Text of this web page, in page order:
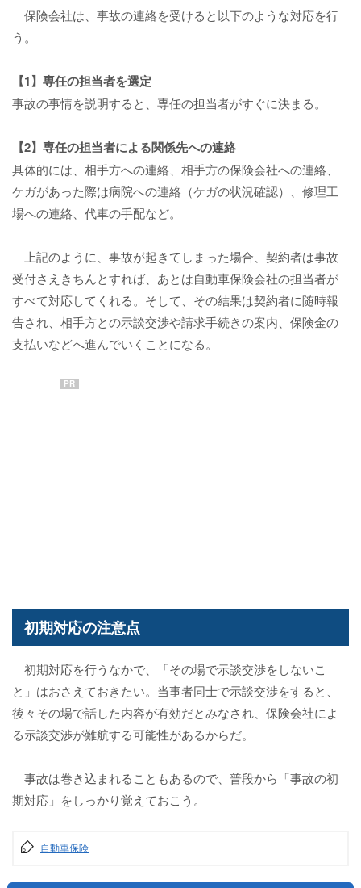
保険会社は、事故の連絡を受けると以下のような対応を行
う。
【1】専任の担当者を選定
事故の事情を説明すると、専任の担当者がすぐに決まる。
【2】専任の担当者による関係先への連絡
具体的には、相手方への連絡、相手方の保険会社への連絡、
ケガがあった際は病院への連絡（ケガの状況確認）、修理工
場への連絡、代車の手配など。
上記のように、事故が起きてしまった場合、契約者は事故
受付さえきちんとすれば、あとは自動車保険会社の担当者が
すべて対応してくれる。そして、その結果は契約者に随時報
告され、相手方との示談交渉や請求手続きの案内、保険金の
支払いなどへ進んでいくことになる。
PR
初期対応の注意点
初期対応を行うなかで、「その場で示談交渉をしないこ
と」はおさえておきたい。当事者同士で示談交渉をすると、
後々その場で話した内容が有効だとみなされ、保険会社によ
る示談交渉が難航する可能性があるからだ。
事故は巻き込まれることもあるので、普段から「事故の初
期対応」をしっかり覚えておこう。
自動車保険